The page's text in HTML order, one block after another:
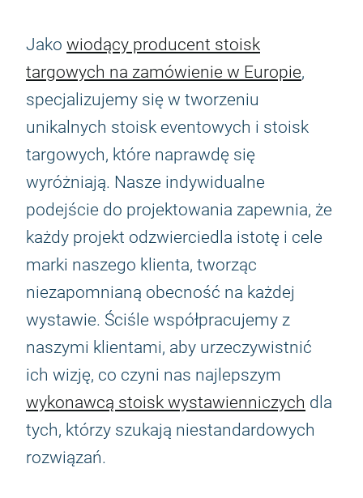
Jako wiodący producent stoisk
targowych na zamówienie w Europie,
specjalizujemy się w tworzeniu
unikalnych stoisk eventowych i stoisk
targowych, które naprawdę się
wyróżniają. Nasze indywidualne
podejście do projektowania zapewnia, że
każdy projekt odzwierciedla istotę i cele
marki naszego klienta, tworząc
niezapomnianą obecność na każdej
wystawie. Ściśle współpracujemy z
naszymi klientami, aby urzeczywistnić
ich wizję, co czyni nas najlepszym
wykonawcą stoisk wystawienniczych dla
tych, którzy szukają niestandardowych
rozwiązań.